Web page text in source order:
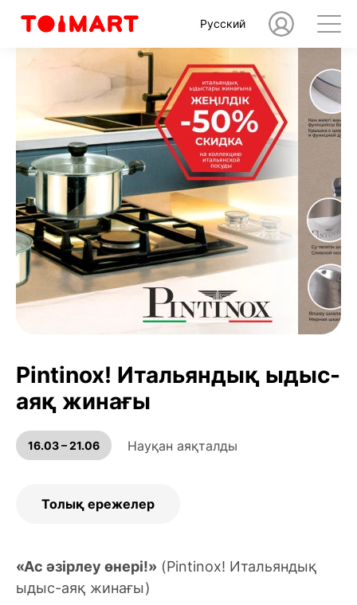
Русский
Pintinox! Итальяндық ыдыс-
аяқ жинағы
16.03 – 21.06 Науқан аяқталды
Толық ережелер
«Ас әзірлеу өнері!» (Pintinox! Итальяндық
ыдыс-аяқ жинағы)